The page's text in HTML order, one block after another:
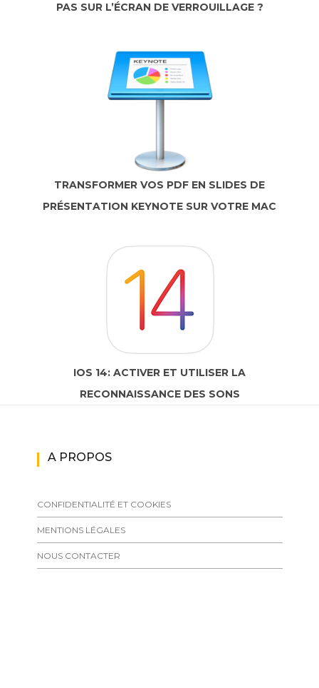
PAS SUR L’ÉCRAN DE VERROUILLAGE ?
TRANSFORMER VOS PDF EN SLIDES DE
PRÉSENTATION KEYNOTE SUR VOTRE MAC
IOS 14: ACTIVER ET UTILISER LA
RECONNAISSANCE DES SONS
A PROPOS
CONFIDENTIALITÉ ET COOKIES
MENTIONS LÉGALES
NOUS CONTACTER